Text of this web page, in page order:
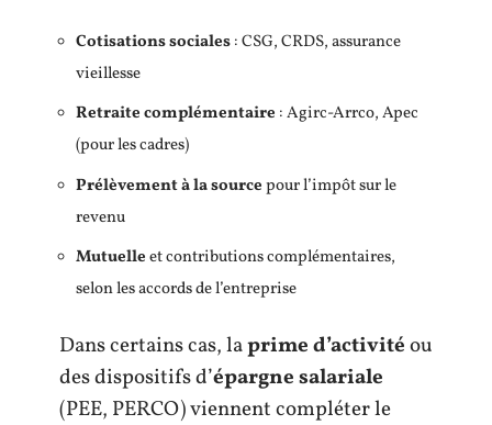
Cotisations sociales: CSG, CRDS, assurance
vieillesse
Retraite complémentaire : Agirc-Arrco, Apec
(pour les cadres)
Prélèvement à la sourcepour l’impôt sur le
revenu
Mutuelleet contributions complémentaires,
selon les accords de l’entreprise
Dans certains cas, laprime d’activitéou
des dispositifs d’épargne salariale
(PEE, PERCO) viennent compléter le